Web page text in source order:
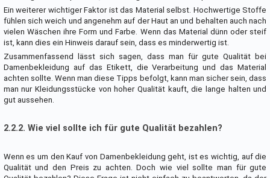
Ein weiterer wichtiger Faktor ist das Material selbst. Hochwertige Stoffe
fühlen sich weich und angenehm auf der Haut an und behalten auch nach
vielen Wäschen ihre Form und Farbe. Wenn das Material dünn oder steif
ist, kann dies ein Hinweis darauf sein, dass es minderwertig ist.
Zusammenfassend lässt sich sagen, dass man für gute Qualität bei
Damenbekleidung auf das Etikett, die Verarbeitung und das Material
achten sollte. Wenn man diese Tipps befolgt, kann man sicher sein, dass
man nur Kleidungsstücke von hoher Qualität kauft, die lange halten und
gut aussehen.
2.2.2. Wie viel sollte ich für gute Qualität bezahlen?
Wenn es um den Kauf von Damenbekleidung geht, ist es wichtig, auf die
Qualität und den Preis zu achten. Doch wie viel sollte man für gute